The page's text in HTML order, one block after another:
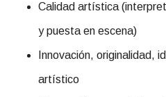
Calidad artística
y puesta en escena)
Innovación, originalidad,
artístico